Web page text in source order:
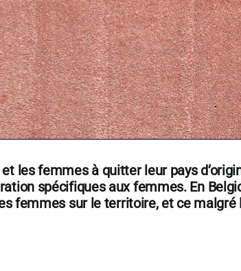
les femmes à quitter leur pays
spécifiques aux femmes. En
femmes sur le territoire, et ce